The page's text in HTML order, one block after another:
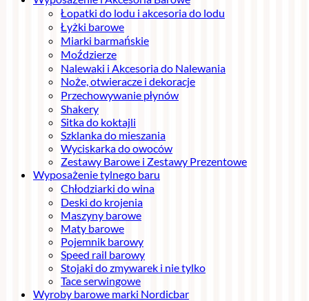
Łopatki do lodu i akcesoria do lodu
Łyżki barowe
Miarki barmańskie
Moździerze
Nalewaki i Akcesoria do Nalewania
Noże, otwieracze i dekoracje
Przechowywanie płynów
Shakery
Sitka do koktajli
Szklanka do mieszania
Wyciskarka do owoców
Zestawy Barowe i Zestawy Prezentowe
Wyposażenie tylnego baru
Chłodziarki do wina
Deski do krojenia
Maszyny barowe
Maty barowe
Pojemnik barowy
Speed rail barowy
Stojaki do zmywarek i nie tylko
Tace serwingowe
Wyroby barowe marki Nordicbar